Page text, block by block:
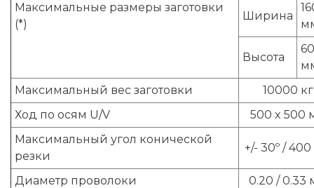
Максимальные размеры заготовки
(*)
Ширина
Высота
Максимальный вес заготовки
10000 кг
Ход по осям U/V
500 x 500
Максимальный угол конической
резки
+/- 30º /
Диаметр проволоки
0.20 / 0.33